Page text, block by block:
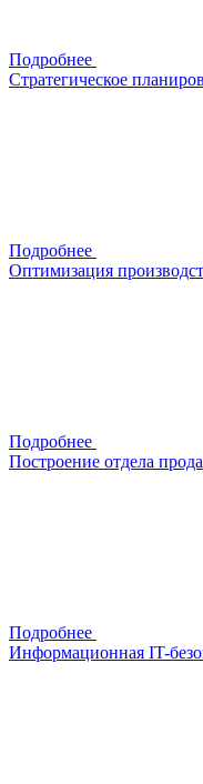
Подробнее
Стратегическое
Подробнее
Оптимизация
Подробнее
Построение отдела
Подробнее
Информационная IT-